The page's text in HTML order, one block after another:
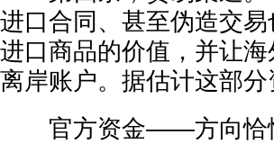
进口合同、甚至伪造交
进口商品的价值，并让
离岸账户。据估计这部
官方资金——方向恰恰